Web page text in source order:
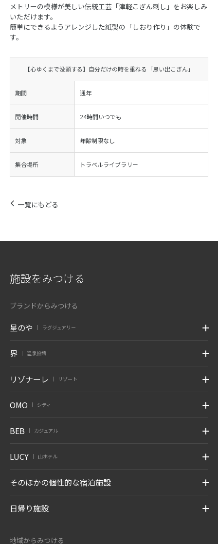
メトリーの模様が美しい伝統工芸「津軽こぎん刺し」をお楽しみ
いただけます。
簡単にできるようアレンジした紙製の「しおり作り」の体験で
す。
【心ゆくまで没頭する】自分だけの時を重ねる「思い出こぎん」
期間 通年
開催時間 24時間いつでも
対象 年齢制限なし
集合場所 トラベルライブラリー
一覧にもどる
施設をみつける
ブランドからみつける
星のや ラグジュアリー
界 温泉旅館
リゾナーレ リゾート
OMO シティ
BEB カジュアル
LUCY 山ホテル
そのほかの個性的な宿泊施設
日帰り施設
地域からみつける